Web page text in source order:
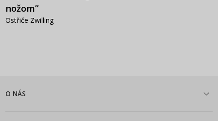
nožom”
Ostřiče Zwilling
O NÁS